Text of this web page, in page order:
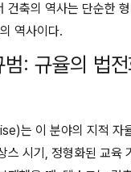
건축의 역사는 단순한
역사이다.
: 규율의 법
는 이 분야의 지적 자
스 시기, 정형화된 교육